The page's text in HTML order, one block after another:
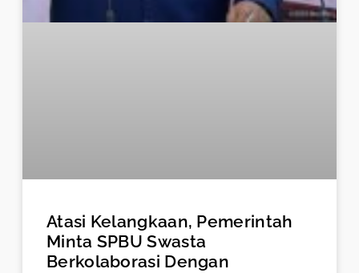
Atasi Kelangkaan, Pemerintah
Minta SPBU Swasta
Berkolaborasi Dengan